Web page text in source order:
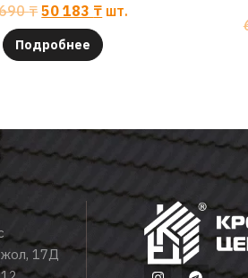
₸ 50 183 ₸ шт.
Подробнее
жол, 17Д